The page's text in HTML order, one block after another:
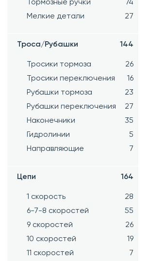
Тормозные ручки
74
Мелкие детали
27
Троса/Рубашки 144
Тросики тормоза
26
Тросики переключения
16
Рубашки тормоза
23
Рубашки переключения
27
Наконечники
35
Гидролинии
5
Направляющие
7
Цепи 164
1 скорость
28
6-7-8 скоростей
55
9 скоростей
26
10 скоростей
19
11 скоростей
7